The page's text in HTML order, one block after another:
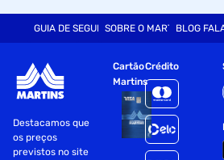
GUIA DE SEGURANÇASOBRE O MARTINSBLOG
Destacamos que
os preços
previstos no site
Cartão
Martins
Crédito